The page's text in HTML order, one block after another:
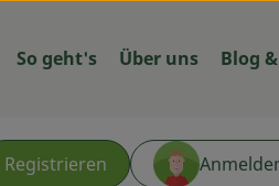
So geht's Über uns Blog
Registrieren